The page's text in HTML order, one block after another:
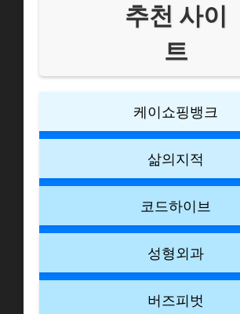
추천 사이
트
케이쇼핑뱅크
삶의지적
코드하이브
성형외과
버즈피벗